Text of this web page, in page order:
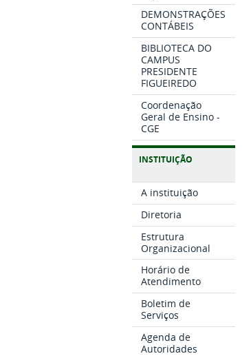
DEMONSTRAÇÕES
CONTÁBEIS
BIBLIOTECA DO
CAMPUS
PRESIDENTE
FIGUEIREDO
Coordenação
Geral de Ensino -
CGE
INSTITUIÇÃO
A instituição
Diretoria
Estrutura
Organizacional
Horário de
Atendimento
Boletim de
Serviços
Agenda de
Autoridades